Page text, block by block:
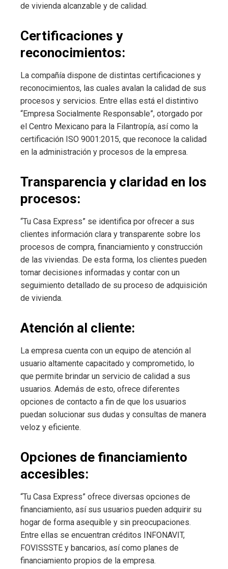
de vivienda alcanzable y de calidad.
Certificaciones y
reconocimientos:
La compañía dispone de distintas certificaciones y
reconocimientos, las cuales avalan la calidad de sus
procesos y servicios. Entre ellas está el distintivo
“Empresa Socialmente Responsable”, otorgado por
el Centro Mexicano para la Filantropía, así como la
certificación ISO 9001:2015, que reconoce la calidad
en la administración y procesos de la empresa.
Transparencia y claridad en los
procesos:
“Tu Casa Express” se identifica por ofrecer a sus
clientes información clara y transparente sobre los
procesos de compra, financiamiento y construcción
de las viviendas. De esta forma, los clientes pueden
tomar decisiones informadas y contar con un
seguimiento detallado de su proceso de adquisición
de vivienda.
Atención al cliente:
La empresa cuenta con un equipo de atención al
usuario altamente capacitado y comprometido, lo
que permite brindar un servicio de calidad a sus
usuarios. Además de esto, ofrece diferentes
opciones de contacto a fin de que los usuarios
puedan solucionar sus dudas y consultas de manera
veloz y eficiente.
Opciones de financiamiento
accesibles:
“Tu Casa Express” ofrece diversas opciones de
financiamiento, así sus usuarios pueden adquirir su
hogar de forma asequible y sin preocupaciones.
Entre ellas se encuentran créditos INFONAVIT,
FOVISSSTE y bancarios, así como planes de
financiamiento propios de la empresa.